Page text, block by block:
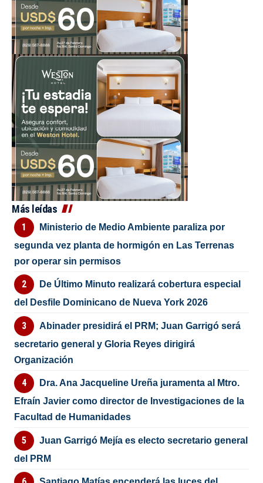
Más leídas
Ministerio de Medio Ambiente paraliza por
segunda vez planta de hormigón en Las Terrenas
por operar sin permisos
De Último Minuto realizará cobertura especial
del Desfile Dominicano de Nueva York 2026
Abinader presidirá el PRM; Juan Garrigó será
secretario general y Gloria Reyes dirigirá
Organización
Dra. Ana Jacqueline Ureña juramenta al Mtro.
Efraín Javier como director de Investigaciones de la
Facultad de Humanidades
Juan Garrigó Mejía es electo secretario general
del PRM